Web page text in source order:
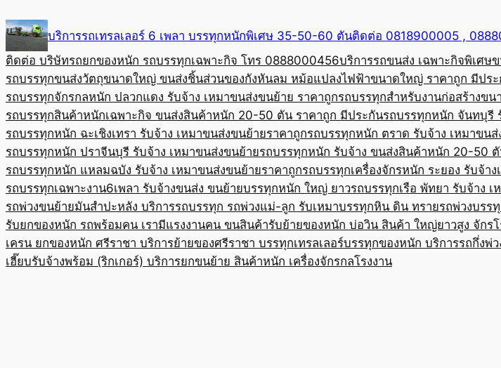
to
content
บริการรถเทรลเลอร์ 6 เพลา บรรทุกหนักพิเศษ 35-50-60 ตันติดต่อ 0818900005 ,
ติดต่อ บริษัทรถยกของหนัก รถบรรทุกเฉพาะกิจ โทร 0888000456บริการรถขนส่ง เฉพาะกิจพิเศ
รถบรรทุกขนส่งวัตถุขนาดใหญ่ ขนส่งชิ้นส่วนของกังหันลม หม้อแปลงไฟฟ้าขนาดใหญ่ ราคาถูก มีปร
รถบรรทุกจักรกลหนัก ปลวกแดง รับจ้าง เหมาขนส่งขนย้าย ราคาถูกรถบรรทุกสำหรับงานก่อสร้างข
รถบรรทุกสินค้าหนักเฉพาะกิจ ขนส่งสินค้าหนัก 20-50 ตัน ราคาถูก มีประกันรถบรรทุกหนัก จันทบุรี
รถบรรทุกหนัก ฉะเชิงเทรา รับจ้าง เหมาขนส่งขนย้ายราคาถูกรถบรรทุกหนัก ตราด รับจ้าง เหมาขน
รถบรรทุกหนัก ปราจีนบุรี รับจ้าง เหมาขนส่งขนย้ายรถบรรทุกหนัก รับจ้าง ขนส่งสินค้าหนัก 20-50
รถบรรทุกหนัก แหลมฉบัง รับจ้าง เหมาขนส่งขนย้ายราคาถูกรถบรรทุกเครื่องจักรหนัก ระยอง รับจ้า
รถบรรทุกเฉพาะงาน6เพลา รับจ้างขนส่ง ขนย้ายบรรทุกหนัก ใหญ่ ยาวรถบรรทุกเรือ พัทยา รับจ้าง
รถพ่วงขนย้ายมันสำปะหลัง บริการรถบรรทุก รถพ่วงแม่-ลูก รับเหมาบรรทุกหิน ดิน ทรายรถพ่วงบรร
รับยกของหนัก รถพร้อมคน เรามีแรงงานคน ขนสินค้ารับย้ายของหนัก บ่อวิน สินค้า ใหญ่ยาวสูง จักรโ
เครน ยกของหนัก ศรีราชา บริการย้ายของศรีราชา บรรทุกเทรลเลอร์บรรทุกของหนัก บริการรถกึ่งพ่
เฮี๊ยบรับจ้างพร้อม (ริกเกอร์) บริการยกขนย้าย สินค้าหนัก เครื่องจักรกลโรงงาน